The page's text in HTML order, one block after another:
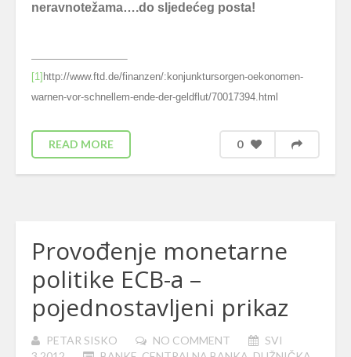
neravnotežama….do sljedećeg posta!
[1] http://www.ftd.de/finanzen/:konjunktursorgen-oekonomen-
warnen-vor-schnellem-ende-der-geldflut/70017394.html
0
READ MORE
Provođenje monetarne
politike ECB-a –
pojednostavljeni prikaz
PETAR SISKO NO COMMENT
SVI